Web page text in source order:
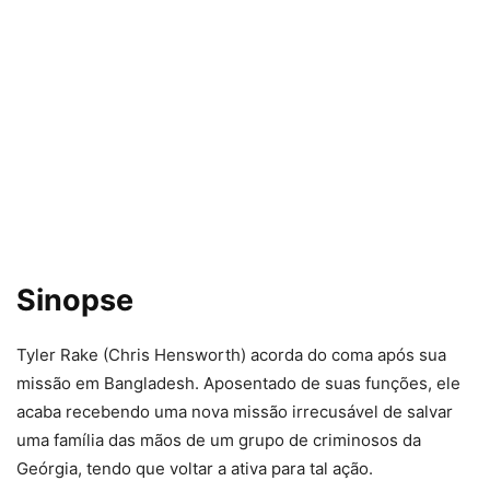
Sinopse
Tyler Rake (Chris Hensworth) acorda do coma após sua
missão em Bangladesh. Aposentado de suas funções, ele
acaba recebendo uma nova missão irrecusável de salvar
uma família das mãos de um grupo de criminosos da
Geórgia, tendo que voltar a ativa para tal ação.